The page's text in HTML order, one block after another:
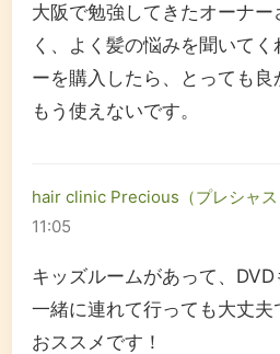
大阪で勉強してきたオーナ
く、よく髪の悩みを聞いて
ーを購入したら、とっても良
もう使えないです。
hair clinic Precious（プレシャス
11:05
キッズルームがあって、
一緒に連れて行っても大丈
おススメです！